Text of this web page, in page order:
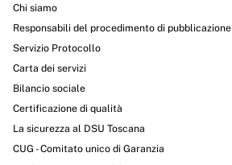
Chi siamo
Responsabili del procedimento di pubblicazione
Servizio Protocollo
Carta dei servizi
Bilancio sociale
Certificazione di qualità
La sicurezza al DSU Toscana
CUG - Comitato unico di Garanzia